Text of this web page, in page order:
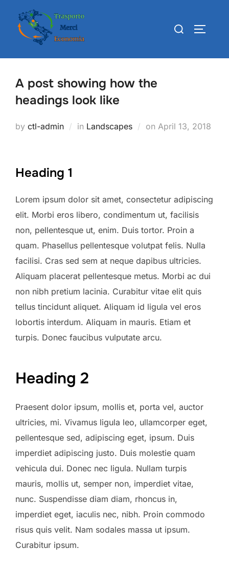
content
Search
A post showing how the
headings look like
by ctl-admin in Landscapes on Posted
April 13, 2018
Heading 1
Lorem ipsum dolor sit amet, consectetur adipiscing
elit. Morbi eros libero, condimentum ut, facilisis
non, pellentesque ut, enim. Duis tortor. Proin a
quam. Phasellus pellentesque volutpat felis. Nulla
facilisi. Cras sed sem at neque dapibus ultricies.
Aliquam placerat pellentesque metus. Morbi ac dui
non nibh pretium lacinia. Curabitur vitae elit quis
tellus tincidunt aliquet. Aliquam id ligula vel eros
lobortis interdum. Aliquam in mauris. Etiam et
turpis. Donec faucibus vulputate arcu.
Heading 2
Praesent dolor ipsum, mollis et, porta vel, auctor
ultricies, mi. Vivamus ligula leo, ullamcorper eget,
pellentesque sed, adipiscing eget, ipsum. Duis
imperdiet adipiscing justo. Duis molestie quam
vehicula dui. Donec nec ligula. Nullam turpis
mauris, mollis ut, semper non, imperdiet vitae,
nunc. Suspendisse diam diam, rhoncus in,
imperdiet eget, iaculis nec, nibh. Proin commodo
risus quis velit. Nam sodales massa ut ipsum.
Curabitur ipsum.